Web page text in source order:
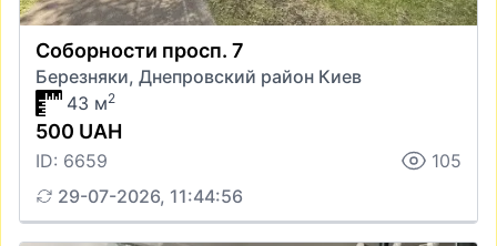
Соборности просп. 7
Березняки, Днепровский район Киев
43 м2
500 UAH
ID: 6659
105
29-07-2026, 11:44:56